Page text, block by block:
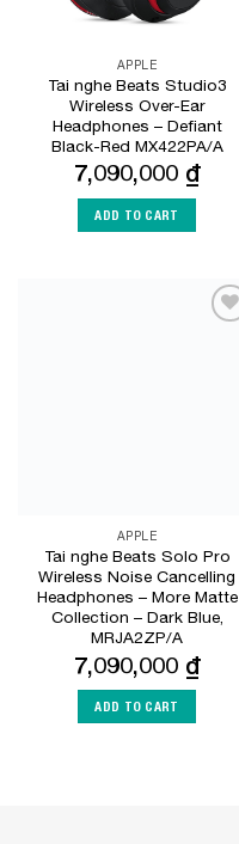
APPLE
Tai nghe Beats Studio3
Wireless Over-Ear
Headphones – Defiant
Black-Red MX422PA/A
7,090,000 ₫
ADD TO CART
APPLE
Tai nghe Beats Solo Pro
Wireless Noise Cancelling
Headphones – More Matte
Collection – Dark Blue,
MRJA2ZP/A
7,090,000 ₫
ADD TO CART